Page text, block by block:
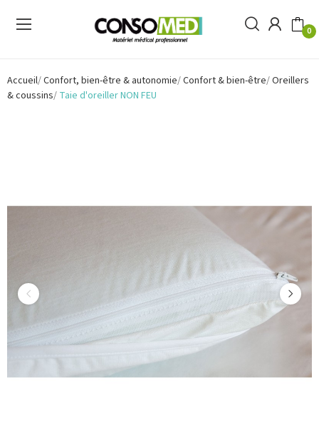
0
Accueil Confort, bien-être & autonomie Confort & bien-être Oreillers
& coussins Taie d'oreiller NON FEU